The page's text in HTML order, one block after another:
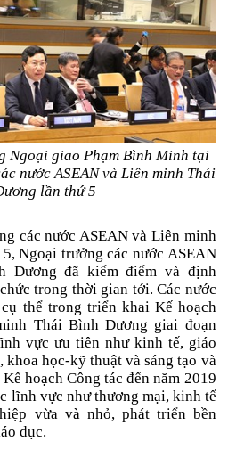
Ngoại giao Phạm Bình Minh tại
nước ASEAN và Liên minh Thái
lần thứ 5
các nước ASEAN và Liên minh
Ngoại trưởng các nước ASEAN
Dương đã kiểm điểm và định
trong thời gian tới. Các nước
thể trong triển khai Kế hoạch
Thái Bình Dương giai đoạn
vực ưu tiên như kinh tế, giáo
khoa học-kỹ thuật và sáng tạo và
hoạch Công tác đến năm 2019
lĩnh vực như thương mại, kinh tế
vừa và nhỏ, phát triển bền
dục.